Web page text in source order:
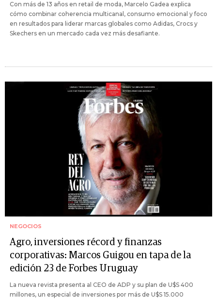
Con más de 13 años en retail de moda, Marcelo Gadea explica
cómo combinar coherencia multicanal, consumo emocional y foco
en resultados para liderar marcas globales como Adidas, Crocs y
Skechers en un mercado cada vez más desafiante.
NEGOCIOS
Agro, inversiones récord y finanzas
corporativas: Marcos Guigou en tapa de la
edición 23 de Forbes Uruguay
La nueva revista presenta al CEO de ADP y su plan de U$S 400
millones, un especial de inversiones por más de U$S 15.000